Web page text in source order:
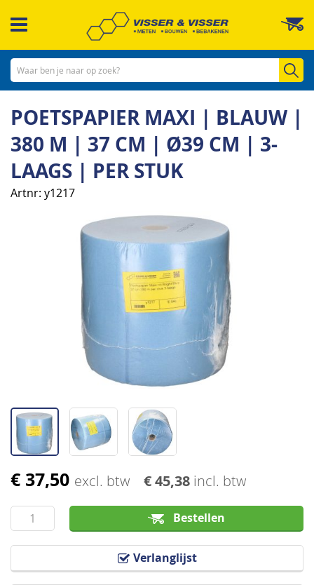
naar
inhoud
POETSPAPIER MAXI | BLAUW |
380 M | 37 CM | Ø39 CM | 3-
LAAGS | PER STUK
Artnr y1217
€ 37,50 excl. btw € 45,38 incl. btw
Bestellen
Verlanglijst
afbeeldingen-
Ga
het
begin
van